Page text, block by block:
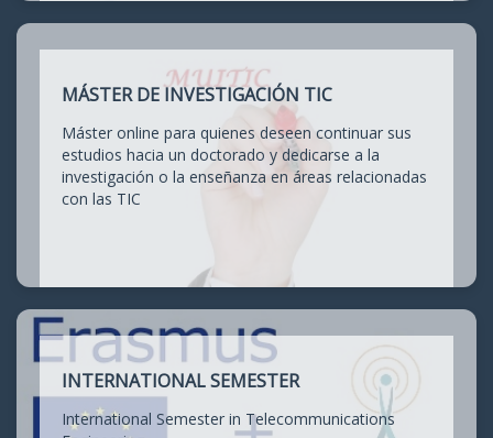
MÁSTER DE INVESTIGACIÓN TIC
Máster online para quienes deseen continuar sus
estudios hacia un doctorado y dedicarse a la
investigación o la enseñanza en áreas relacionadas
con las TIC
INTERNATIONAL SEMESTER
International Semester in Telecommunications